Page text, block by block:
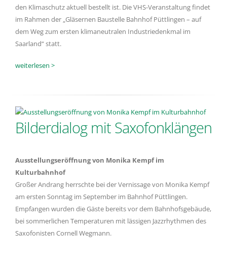
den Klimaschutz aktuell bestellt ist. Die VHS-Veranstaltung findet
im Rahmen der „Gläsernen Baustelle Bahnhof Püttlingen – auf
dem Weg zum ersten klimaneutralen Industriedenkmal im
Saarland“ statt.
weiterlesen >
Bilderdialog mit Saxofonklängen
Ausstellungseröffnung von Monika Kempf im
Kulturbahnhof
Großer Andrang herrschte bei der Vernissage von Monika Kempf
am ersten Sonntag im September im Bahnhof Püttlingen.
Empfangen wurden die Gäste bereits vor dem Bahnhofsgebäude,
bei sommerlichen Temperaturen mit lässigen Jazzrhythmen des
Saxofonisten Cornell Wegmann.